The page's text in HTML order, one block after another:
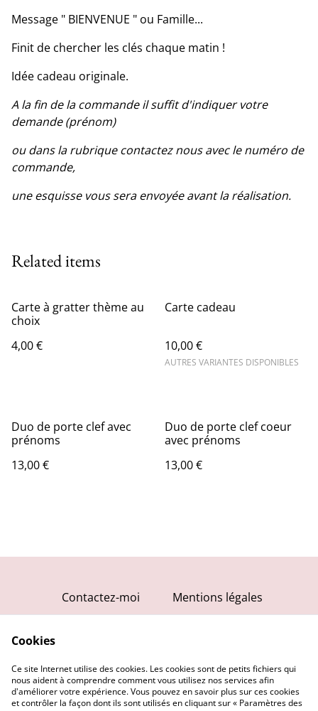
Message " BIENVENUE " ou Famille...
Finit de chercher les clés chaque matin !
Idée cadeau originale.
A la fin de la commande il suffit d'indiquer votre
demande (prénom)
ou dans la rubrique contactez nous avec le numéro de
commande,
une esquisse vous sera envoyée avant la réalisation.
Related items
Carte à gratter thème au
choix
4,00 €
Carte cadeau
10,00 €
AUTRES VARIANTES DISPONIBLES
Duo de porte clef avec
prénoms
13,00 €
Duo de porte clef coeur
avec prénoms
13,00 €
Contactez-moi Mentions légales
Politique de cookies
Cookies
Ce site Internet utilise des cookies. Les cookies sont de petits fichiers qui
nous aident à comprendre comment vous utilisez nos services afin
d'améliorer votre expérience. Vous pouvez en savoir plus sur ces cookies
et contrôler la façon dont ils sont utilisés en cliquant sur « Paramètres des